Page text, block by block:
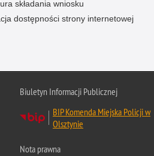
składania wniosku
dostępności strony internetowej
Biuletyn Informacji Publicznej
BIP Komenda Miejska Policji w
Olsztynie
Nota prawna